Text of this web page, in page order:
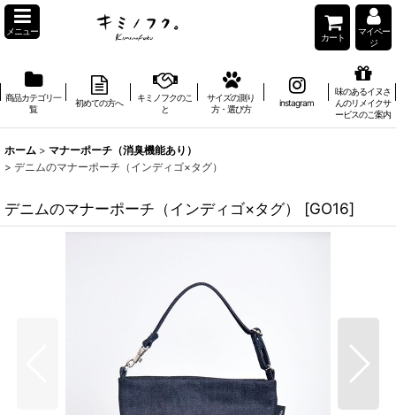
メニュー
カート
マイペー
ジ
商品カテゴリ一
覧
初めての方へ
キミノフクのこ
と
サイズの測り
方・選び方
instagram
味のあるイヌさ
んのリメイクサ
ービスのご案内
ホーム > マナーポーチ（消臭機能あり）
> デニムのマナーポーチ（インディゴ×タグ）
デニムのマナーポーチ（インディゴ×タグ） [GO16]